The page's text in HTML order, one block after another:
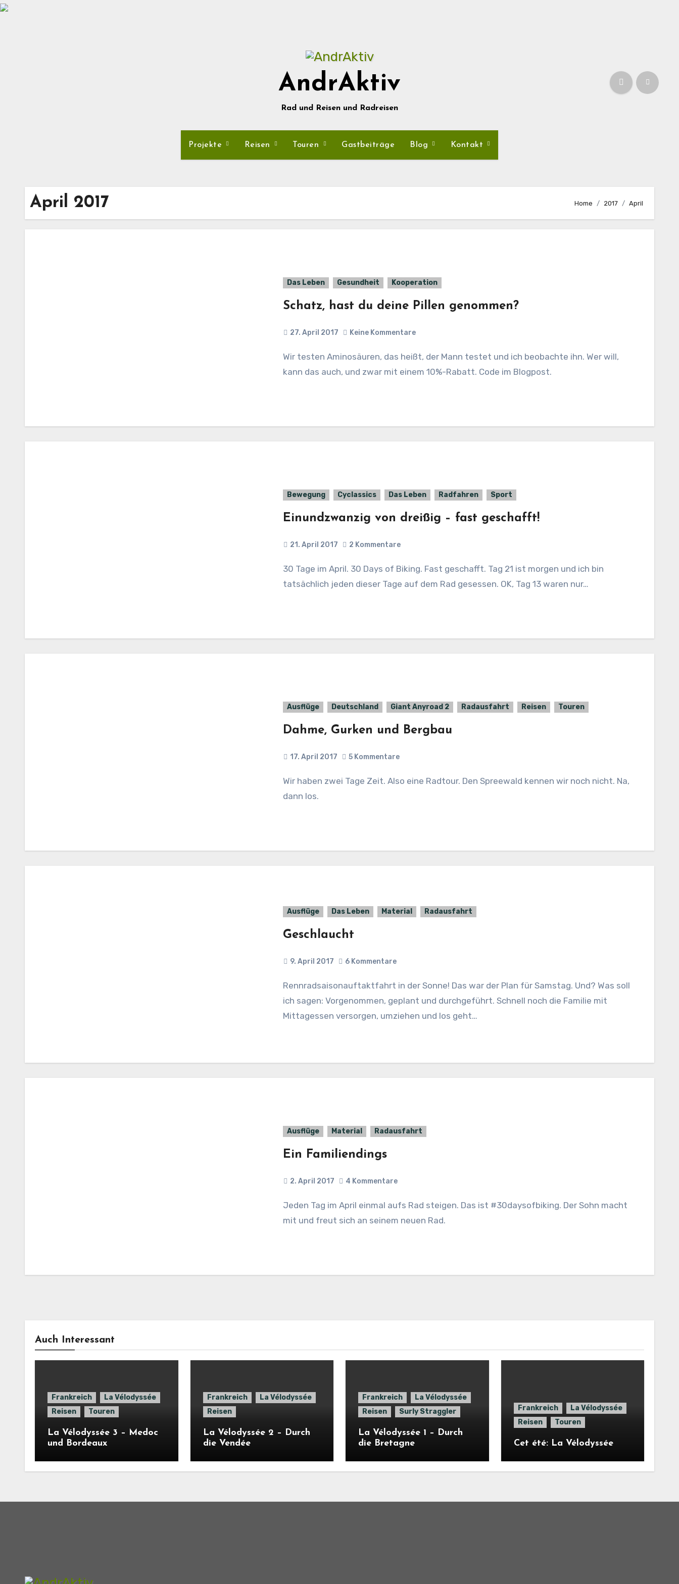
Zum
AndrAktiv
Rad und Reisen und Radreisen
Projekte Reisen Touren Gastbeiträge Blog Kontakt
April 2017 Home 2017 April
Das Leben Gesundheit Kooperation
Schatz, hast du deine Pillen genommen?
27. April 2017 Keine Kommentare
Wir testen Aminosäuren, das heißt, der Mann testet und ich beobachte ihn. Wer will,
kann das auch, und zwar mit einem 10%-Rabatt. Code im Blogpost.
Bewegung Cyclassics Das Leben Radfahren Sport
Einundzwanzig von dreißig – fast geschafft!
21. April 2017 2 Kommentare
30 Tage im April. 30 Days of Biking. Fast geschafft. Tag 21 ist morgen und ich bin
tatsächlich jeden dieser Tage auf dem Rad gesessen. OK, Tag 13 waren nur…
Ausflüge Deutschland Giant Anyroad 2 Radausfahrt Reisen Touren
Dahme, Gurken und Bergbau
17. April 2017 5 Kommentare
Wir haben zwei Tage Zeit. Also eine Radtour. Den Spreewald kennen wir noch nicht. Na,
dann los.
Ausflüge Das Leben Material Radausfahrt
Geschlaucht
9. April 2017 6 Kommentare
Rennradsaisonauftaktfahrt in der Sonne! Das war der Plan für Samstag. Und? Was soll
ich sagen: Vorgenommen, geplant und durchgeführt. Schnell noch die Familie mit
Mittagessen versorgen, umziehen und los geht…
Ausflüge Material Radausfahrt
Ein Familiendings
2. April 2017 4 Kommentare
Jeden Tag im April einmal aufs Rad steigen. Das ist #30daysofbiking. Der Sohn macht
mit und freut sich an seinem neuen Rad.
Auch Interessant
Frankreich
La Vélodyssée
Reisen
Touren
La Vélodyssée 3 – Medoc
und Bordeaux
Frankreich
La Vélodyssée
Reisen
La Vélodyssée 2 – Durch
die Vendée
Frankreich
La Vélodyssée
Reisen
Surly Straggler
La Vélodyssée 1 – Durch
die Bretagne
Frankreich
La Vélodyssée
Reisen
Touren
Cet été: La Vélodyssée